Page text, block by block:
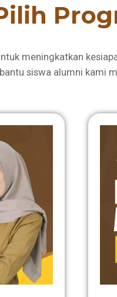
meningkatkan
siswa alumni kami